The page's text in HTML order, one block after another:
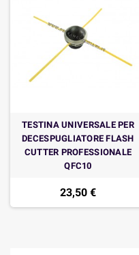
TESTINA UNIVERSALE PER
DECESPUGLIATORE FLASH
CUTTER PROFESSIONALE
QFC10
23,50 €